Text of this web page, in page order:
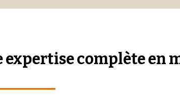
expertise complète en